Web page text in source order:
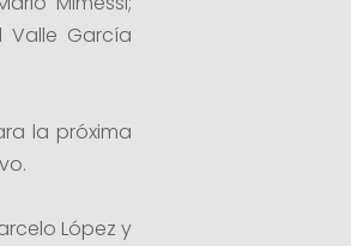
Valle García
la próxima
López y